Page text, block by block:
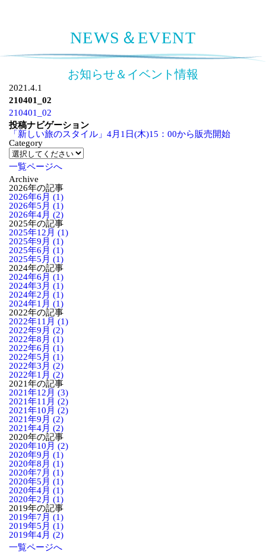
NEWS＆EVENT
お知らせ＆イベント情報
2021.4.1
210401_02
210401_02
投稿ナビゲーション
「新しい旅のスタイル」4月1日(木)15：00から販売開始
Category
一覧ページへ
Archive
2026年の記事
2026年6月 (1)
2026年5月 (1)
2026年4月 (2)
2025年の記事
2025年12月 (1)
2025年9月 (1)
2025年6月 (1)
2025年5月 (1)
2024年の記事
2024年6月 (1)
2024年3月 (1)
2024年2月 (1)
2024年1月 (1)
2022年の記事
2022年11月 (1)
2022年9月 (2)
2022年8月 (1)
2022年6月 (1)
2022年5月 (1)
2022年3月 (2)
2022年1月 (2)
2021年の記事
2021年12月 (3)
2021年11月 (2)
2021年10月 (2)
2021年9月 (2)
2021年4月 (2)
2020年の記事
2020年10月 (2)
2020年9月 (1)
2020年8月 (1)
2020年7月 (1)
2020年5月 (1)
2020年4月 (1)
2020年2月 (1)
2019年の記事
2019年7月 (1)
2019年5月 (1)
2019年4月 (2)
一覧ページへ